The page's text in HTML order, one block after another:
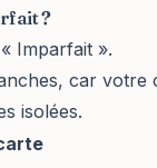
?
Imparfait ».
car votre
isolées.